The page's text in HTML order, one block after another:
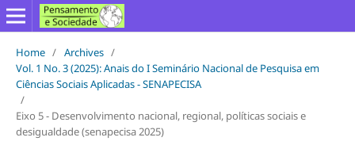
Home / Archives /
Vol. 1 No. 3 (2025): Anais do I Seminário Nacional de Pesquisa em
Ciências Sociais Aplicadas - SENAPECISA
/
Eixo 5 - Desenvolvimento nacional, regional, políticas sociais e
desigualdade (senapecisa 2025)